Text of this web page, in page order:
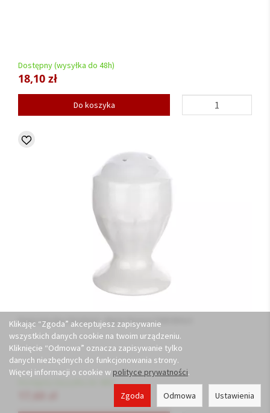
Dostępny (wysyłka do 48h)
18,10 zł
Do koszyka
Pieprzniczka Chodzież - Maria Teresa C000 BIAŁA
Dostępny (wysyłka do 48h)
Klikając “Zgoda” akceptujesz zapisywanie
wszystkich danych cookie na twoim urządzeniu.
Kliknięcie “Odmowa” oznacza zapisywanie tylko
danych niezbędnych do funkcjonowania strony.
Więcej informacji o cookie w polityce prywatności.
Ustawienia
Odmowa
Zgoda